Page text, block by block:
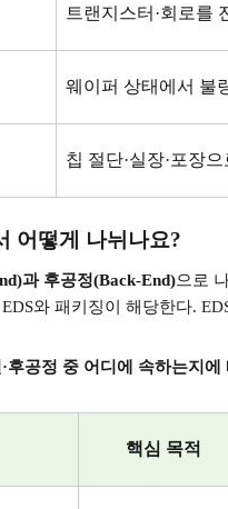
트랜지스터 ·회로를
웨이퍼 상태에서 불
칩 절단·실장·포장으
어떻게 나뉘나요?
과 후공정(Back-End)으로
EDS와 패키징이 해당한다.
·후공정 중 어디에 속하는지
핵심 목적